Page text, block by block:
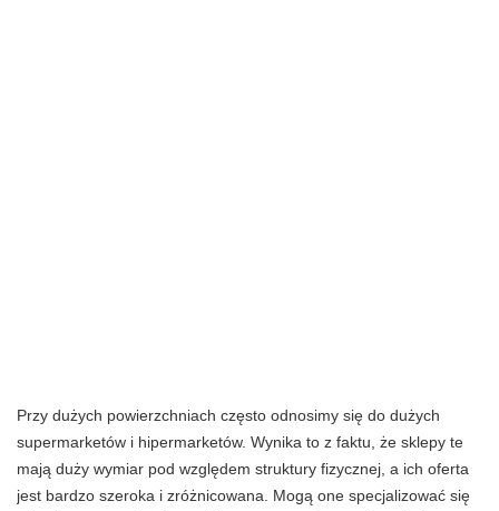
Przy dużych powierzchniach często odnosimy się do dużych
supermarketów i hipermarketów. Wynika to z faktu, że sklepy te
mają duży wymiar pod względem struktury fizycznej, a ich oferta
jest bardzo szeroka i zróżnicowana. Mogą one specjalizować się